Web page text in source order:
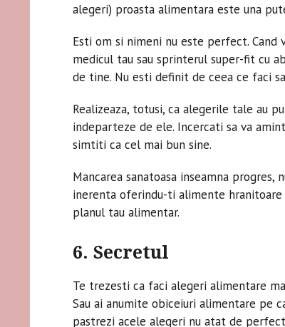
alegeri) proasta alimentara este una
Esti om si nimeni nu este perfect.
medicul tau sau sprinterul super-fit cu
de tine. Nu esti definit de ceea ce faci
Realizeaza, totusi, ca alegerile tale au
indeparteze de ele. Incercati sa va
simtiti ca cel mai bun sine.
Mancarea sanatoasa inseamna
inerenta oferindu-ti alimente hranitoare
planul tau alimentar.
6. Secretul
Te trezesti ca faci alegeri alimentare
Sau ai anumite obiceiuri alimentare pe
pastrezi acele alegeri nu atat de